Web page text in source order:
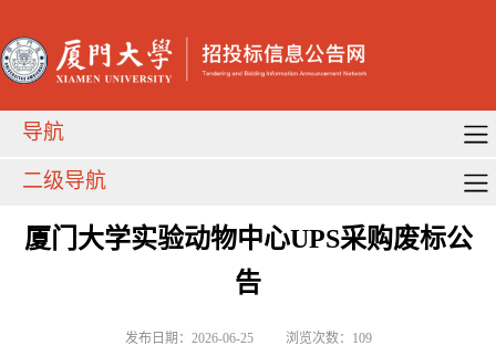
导航
二级导航
厦门大学实验动物中心UPS采购废标公
告
发布日期：2026-06-25 浏览次数： 109